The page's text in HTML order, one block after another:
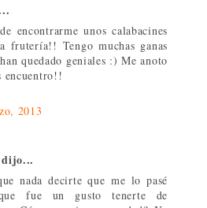
encontrarme unos calabacines
frutería!! Tengo muchas ganas
quedado geniales :) Me anoto
encuentro!!
2013
dijo...
nada decirte que me lo pasé
fue un gusto tenerte de